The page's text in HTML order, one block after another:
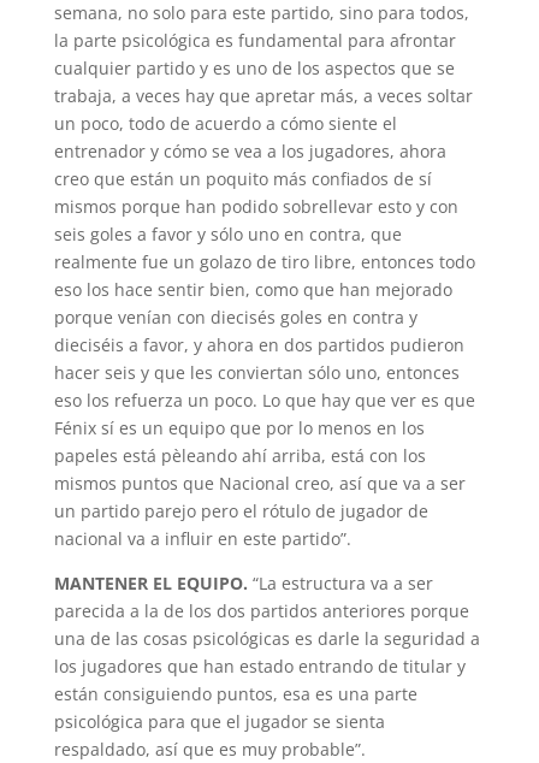
semana, no solo para este partido, sino para todos,
la parte psicológica es fundamental para afrontar
cualquier partido y es uno de los aspectos que se
trabaja, a veces hay que apretar más, a veces soltar
un poco, todo de acuerdo a cómo siente el
entrenador y cómo se vea a los jugadores, ahora
creo que están un poquito más confiados de sí
mismos porque han podido sobrellevar esto y con
seis goles a favor y sólo uno en contra, que
realmente fue un golazo de tiro libre, entonces todo
eso los hace sentir bien, como que han mejorado
porque venían con diecisés goles en contra y
dieciséis a favor, y ahora en dos partidos pudieron
hacer seis y que les conviertan sólo uno, entonces
eso los refuerza un poco. Lo que hay que ver es que
Fénix sí es un equipo que por lo menos en los
papeles está pèleando ahí arriba, está con los
mismos puntos que Nacional creo, así que va a ser
un partido parejo pero el rótulo de jugador de
nacional va a influir en este partido”.
MANTENER EL EQUIPO. “La estructura va a ser
parecida a la de los dos partidos anteriores porque
una de las cosas psicológicas es darle la seguridad a
los jugadores que han estado entrando de titular y
están consiguiendo puntos, esa es una parte
psicológica para que el jugador se sienta
respaldado, así que es muy probable”.